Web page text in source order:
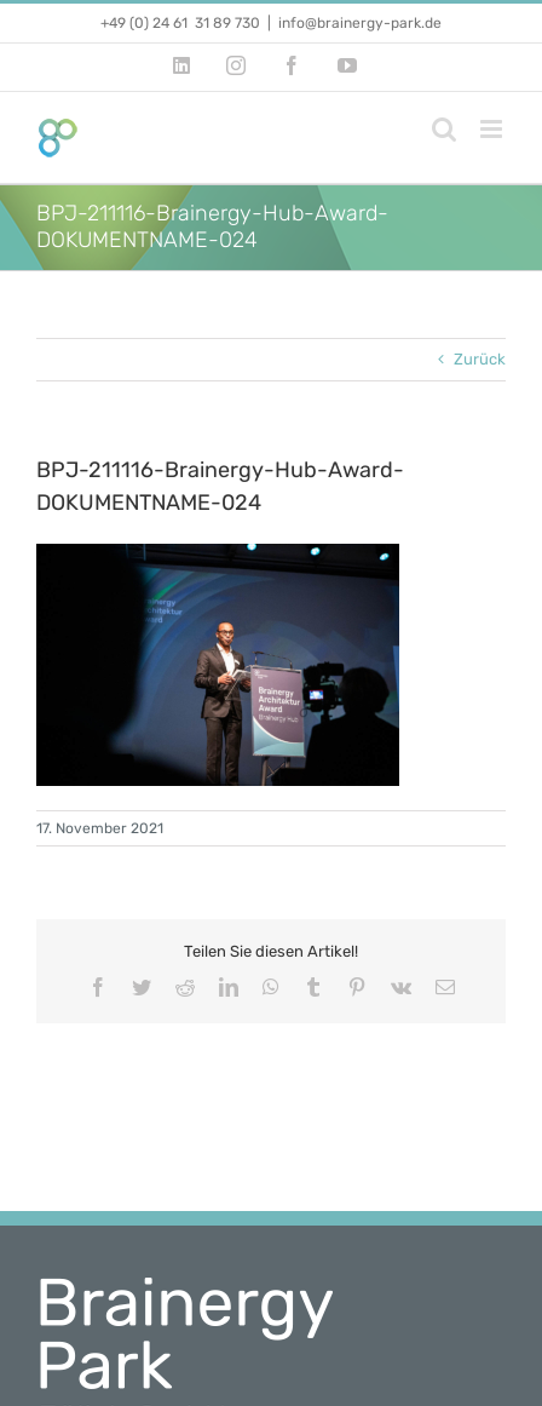
+49 (0) 24 61 31 89 730 info@brainergy-park.de
LinkedInInstagramFacebookYouTube
BPJ-211116-Brainergy-Hub-Award-
DOKUMENTNAME-024
Zurück
BPJ-211116-Brainergy-Hub-Award-
DOKUMENTNAME-024
17. November 2021
Teilen Sie diesen Artikel!
Facebook
TwitterRedditLinkedInWhatsApp
Tumblr Pinterest
Vk
E-